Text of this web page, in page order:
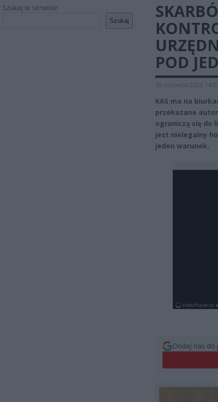
Szukaj w serwisie
Szukaj
POD
15 czerwca 2026
KAS ma na
przekazane
ograniczą się do
jest nielegalny
jeden warunek.
Dodaj nas do